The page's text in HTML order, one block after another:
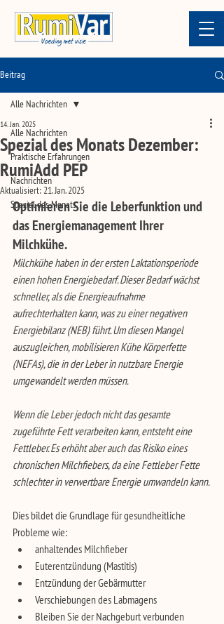
Beitrag
Alle Nachrichten
Praktische Erfahrungen
Nachrichten
Spezial des Monats
Alle Nachrichten
Spezial des Monats Dezember:
RumiAdd PEP
14. Jan. 2025
Aktualisiert:21. Jan. 2025
Optimieren Sie die Leberfunktion und
das Energiemanagement Ihrer
Milchkühe.
Milchkühe haben in der ersten Laktationsperiode
einen hohen Energiebedarf. Dieser Bedarf wächst
schneller, als die Energieaufnahme
aufrechterhalten kann, was zu einer negativen
Energiebilanz (NEB) führt. Um diesen Mangel
auszugleichen, mobilisieren Kühe Körperfette
(NEFAs), die in der Leber in nutzbare Energie
umgewandelt werden müssen.
Wenn die Leber jedoch nicht das gesamte
zugeführte Fett verarbeiten kann, entsteht eine
Fettleber. Es erhöht aber auch das Risiko eines
chronischen Milchfiebers, da eine Fettleber Fette
schlechter in verwertbare Energie umwandeln kann.
Dies bildet die Grundlage für gesundheitliche
Probleme wie:
anhaltendes Milchfieber
Euterentzündung (Mastitis)
Entzündung der Gebärmutter
Verschiebungen des Labmagens
Bleiben Sie der Nachgeburt verbunden